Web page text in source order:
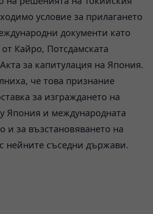
условие за прилагането
документи като
Кайро, Потсдамската
за капитулация на Япония.
че това признание
за изграждането на
Япония и международната
и за възстановяването на
нейните съседни държави.